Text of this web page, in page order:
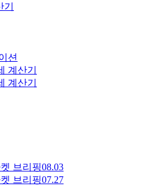
션
계산기
계산기
브리핑08.03
브리핑07.27